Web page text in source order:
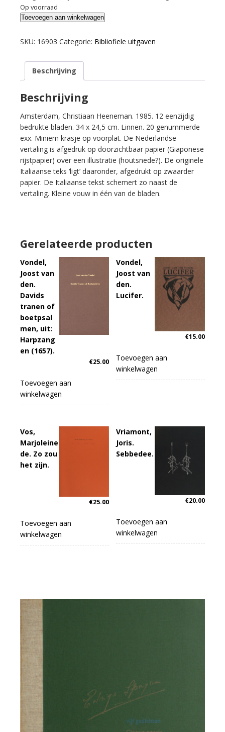
Op voorraad
Spagna,
Cinque
aantal
Toevoegen aan winkelwagen
SKU: 16903 Categorie: Bibliofiele uitgaven
Beschrijving
Beschrijving
Amsterdam, Christiaan Heeneman. 1985. 12 eenzijdig
bedrukte bladen. 34 x 24,5 cm. Linnen. 20 genummerde
exx. Miniem krasje op voorplat. De Nederlandse
vertaling is afgedruk op doorzichtbaar papier (Giaponese
rijstpapier) over een illustratie (houtsnede?). De originele
Italiaanse teks ‘ligt’ daaronder, afgedrukt op zwaarder
papier. De Italiaanse tekst schemert zo naast de
vertaling. Kleine vouw in één van de bladen.
Gerelateerde producten
Vondel,
Joost van
den.
Davids
tranen of
boetpsal
men, uit:
Harpzang
en (1657).
€25.00
Toevoegen aan
winkelwagen
Vondel,
Joost van
den.
Lucifer.
€15.00
Toevoegen aan
winkelwagen
Vos,
Marjoleine
de. Zo zou
het zijn.
€25.00
Toevoegen aan
winkelwagen
Vriamont,
Joris.
Sebbedee.
€20.00
Toevoegen aan
winkelwagen